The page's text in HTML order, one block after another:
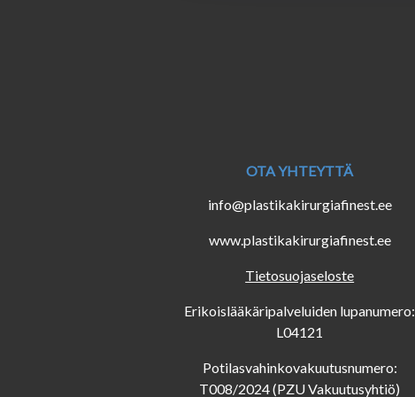
OTA YHTEYTTÄ
info@plastikakirurgiafinest.ee
www.plastikakirurgiafinest.ee
Tietosuojaseloste
Erikoislääkäripalveluiden lupanumero:
L04121
Potilasvahinkovakuutusnumero:
T008/2024 (PZU Vakuutusyhtiö)